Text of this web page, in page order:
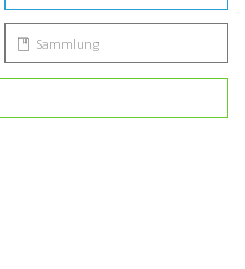
Sammlung